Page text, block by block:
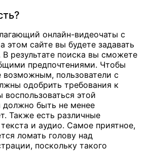
онлайн-видеочаты с
этом сайте вы будете задавать
В результате поиска вы сможете
предпочтениями. Чтобы
возможным, пользователи с
одобрить требования к
воспользоваться этой
быть не менее
Также есть различные
и аудио. Самое приятное,
ломать голову над
поскольку такого